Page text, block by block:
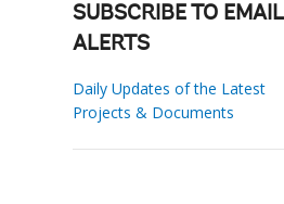
SUBSCRIBE TO EMAIL
ALERTS
Daily Updates of the Latest
Projects & Documents